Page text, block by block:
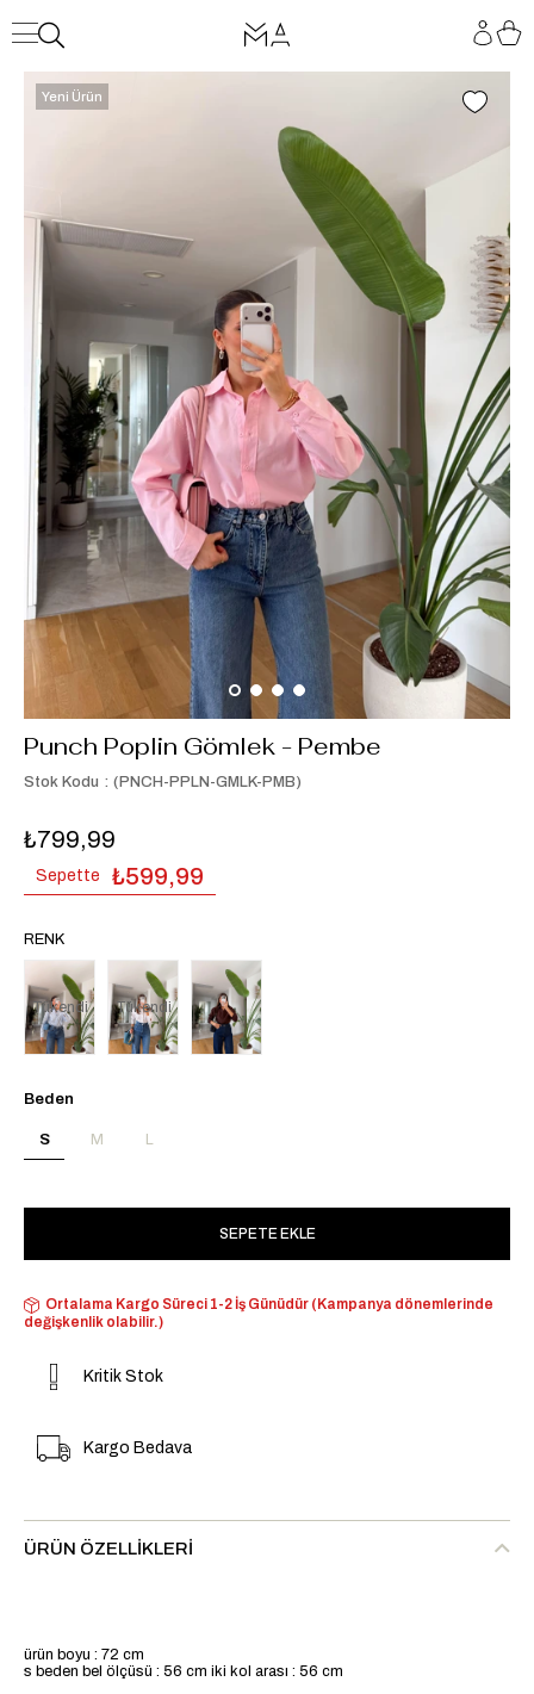
Yeni Ürün
Punch Poplin Gömlek - Pembe
Stok Kodu (PNCH-PPLN-GMLK-PMB)
₺799,99
Sepette ₺599,99
RENK
Tükendi Tükendi
Beden
S M L
Ortalama Kargo Süreci 1-2 İş Günüdür (Kampanya dönemlerinde
değişkenlik olabilir.)
Kritik Stok
Kargo Bedava
ÜRÜN ÖZELLIKLERI
ürün boyu : 72 cm
s beden bel ölçüsü : 56 cm iki kol arası : 56 cm